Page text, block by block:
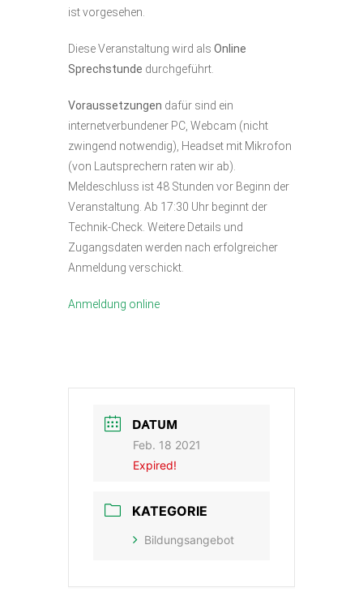
ist vorgesehen.
Diese Veranstaltung wird als Online
Sprechstunde durchgeführt.
Voraussetzungen dafür sind ein
internetverbundener PC, Webcam (nicht
zwingend notwendig), Headset mit Mikrofon
(von Lautsprechern raten wir ab).
Meldeschluss ist 48 Stunden vor Beginn der
Veranstaltung. Ab 17:30 Uhr beginnt der
Technik-Check. Weitere Details und
Zugangsdaten werden nach erfolgreicher
Anmeldung verschickt.
Anmeldung online
DATUM
Feb. 18 2021
Expired!
KATEGORIE
Bildungsangebot